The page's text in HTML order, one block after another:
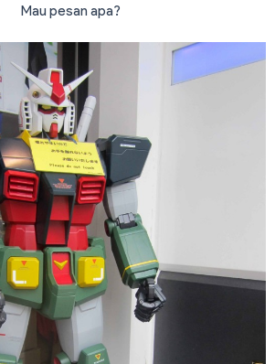
Mau pesan apa?